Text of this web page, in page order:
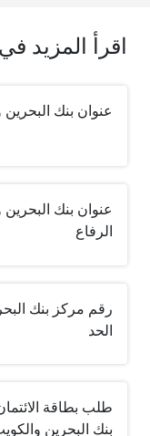
اقرأ المزيد في
عنوان بنك
عنوان بنك البحرين
الرفاع
رقم مركز بنك
الحد
طلب بطاقة
بنك البحرين